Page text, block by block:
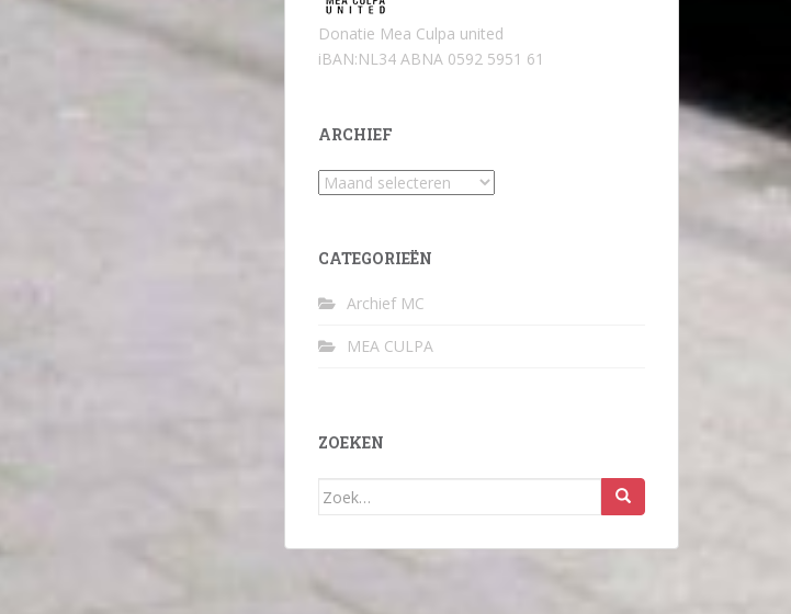
Donatie Mea Culpa united
iBAN:NL34 ABNA 0592 5951 61
ARCHIEF
Archief
CATEGORIEËN
Archief MC
MEA CULPA
ZOEKEN
Zoek